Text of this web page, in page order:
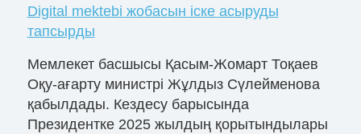
Digital mektebi жобасын іске асыруды
тапсырды
Мемлекет басшысы Қасым-Жомарт Тоқаев
Оқу-ағарту министрі Жұлдыз Сүлейменова
қабылдады. Кездесу барысында
Президентке 2025 жылдың қорытындылары